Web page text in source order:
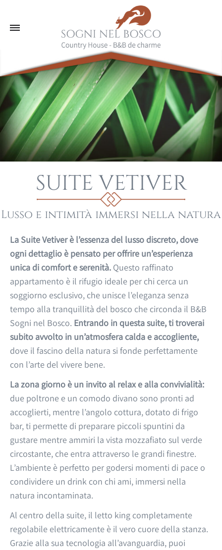
SUITE VETIVER
Lusso e intimità immersi nella natura
La Suite Vetiver è l’essenza del lusso discreto, dove
ogni dettaglio è pensato per offrire un’esperienza
unica di comfort e serenità. Questo raffinato
appartamento è il rifugio ideale per chi cerca un
soggiorno esclusivo, che unisce l’eleganza senza
tempo alla tranquillità del bosco che circonda il B&B
Sogni nel Bosco. Entrando in questa suite, ti troverai
subito avvolto in un’atmosfera calda e accogliente,
dove il fascino della natura si fonde perfettamente
con l’arte del vivere bene.
La zona giorno è un invito al relax e alla convivialità:
due poltrone e un comodo divano sono pronti ad
accoglierti, mentre l’angolo cottura, dotato di frigo
bar, ti permette di preparare piccoli spuntini da
gustare mentre ammiri la vista mozzafiato sul verde
circostante, che entra attraverso le grandi finestre.
L’ambiente è perfetto per godersi momenti di pace o
condividere un drink con chi ami, immersi nella
natura incontaminata.
Al centro della suite, il letto king completamente
regolabile elettricamente è il vero cuore della stanza.
Grazie alla sua tecnologia all’avanguardia, puoi